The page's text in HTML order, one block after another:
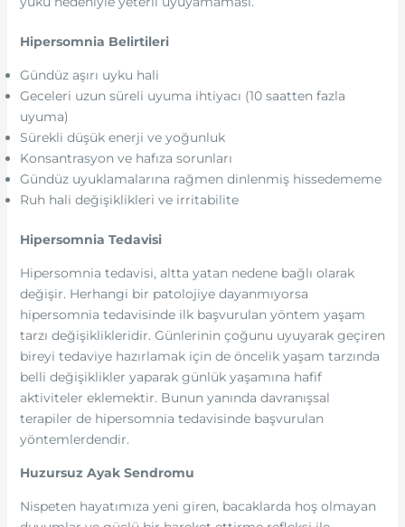
Hipersomnia Belirtileri
Gündüz aşırı uyku hali
Geceleri uzun süreli uyuma ihtiyacı (10 saatten fazla
uyuma)
Sürekli düşük enerji ve yoğunluk
Konsantrasyon ve hafıza sorunları
Gündüz uyuklamalarına rağmen dinlenmiş hissedememe
Ruh hali değişiklikleri ve irritabilite
Hipersomnia Tedavisi
Hipersomnia tedavisi, altta yatan nedene bağlı olarak
değişir. Herhangi bir patolojiye dayanmıyorsa
hipersomnia tedavisinde ilk başvurulan yöntem yaşam
tarzı değişiklikleridir. Günlerinin çoğunu uyuyarak geçiren
bireyi tedaviye hazırlamak için de öncelik yaşam tarzında
belli değişiklikler yaparak günlük yaşamına hafif
aktiviteler eklemektir. Bunun yanında davranışsal
terapiler de hipersomnia tedavisinde başvurulan
yöntemlerdendir.
Huzursuz Ayak Sendromu
Nispeten hayatımıza yeni giren, bacaklarda hoş olmayan